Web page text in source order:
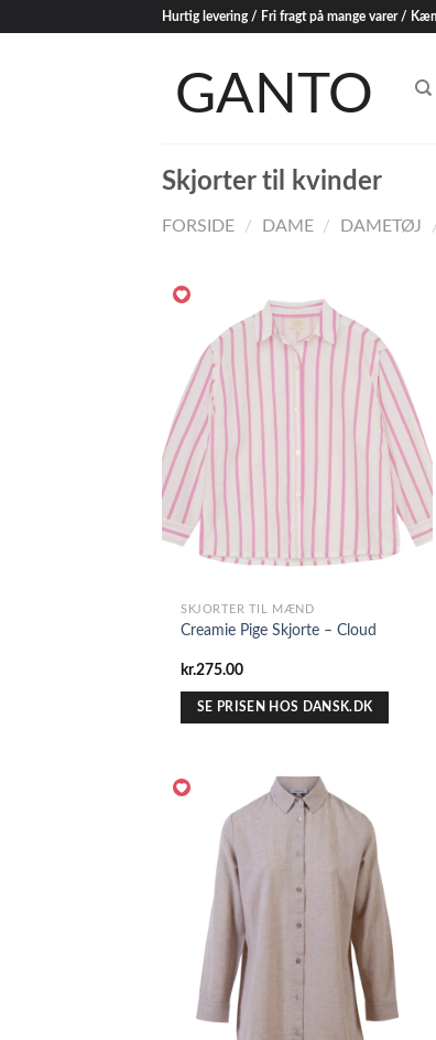
Hurtig levering / Fri fragt på mange varer /
Skjorter til kvinder
FORSIDE / DAME / DAMETØJ
SKJORTER TIL MÆND
Creamie Pige Skjorte – Cloud
kr.275.00
SE PRISEN HOS DANSK.DK